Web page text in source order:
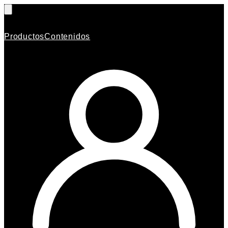
ProductosContenidos